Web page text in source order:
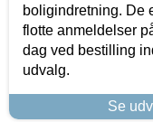
boligindretning. De
flotte anmeldelser
dag ved bestilling
udvalg.
Se